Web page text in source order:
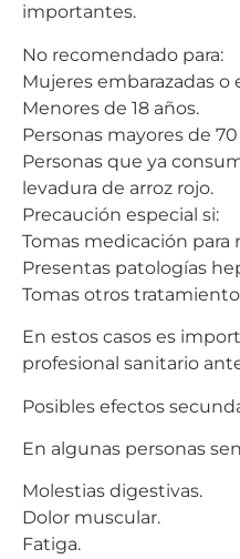
importantes.
No recomendado para:
Mujeres embarazadas o
Menores de 18 años.
Personas mayores de 70
Personas que ya
levadura de arroz rojo.
Precaución especial si:
Tomas medicación para
Presentas patologías
Tomas otros
En estos casos es
profesional sanitario
Posibles efectos
En algunas personas
Molestias digestivas.
Dolor muscular.
Fatiga.